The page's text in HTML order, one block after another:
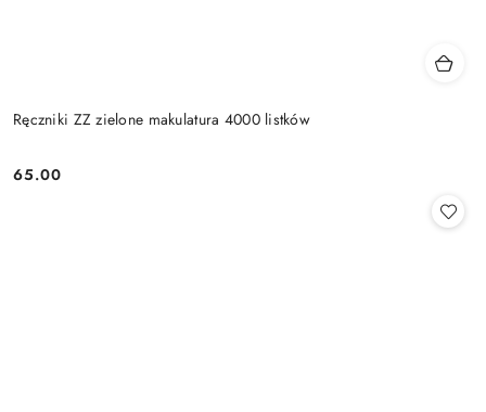
Ręczniki ZZ zielone makulatura 4000 listków
Cena:
65.00